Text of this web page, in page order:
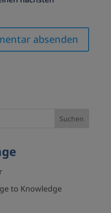
to Knowledge